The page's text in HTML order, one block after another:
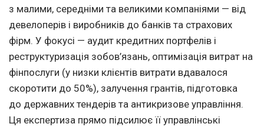
з малими, середніми та великими компаніями — від
девелоперів і виробників до банків та страхових
фірм. У фокусі — аудит кредитних портфелів і
реструктуризація зобов’язань, оптимізація витрат на
фінпослуги (у низки клієнтів витрати вдавалося
скоротити до 50%), залучення грантів, підготовка
до державних тендерів та антикризове управління.
Ця експертиза прямо підсилює її управлінські